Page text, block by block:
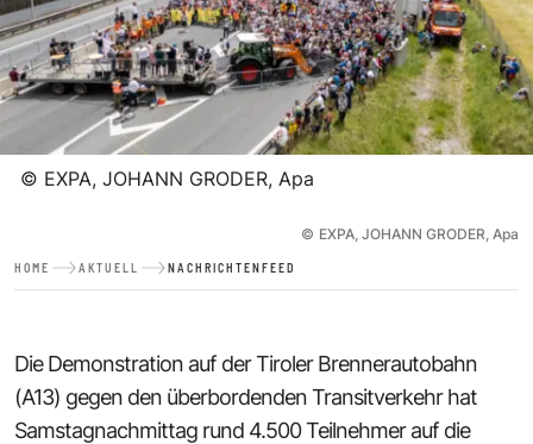
© EXPA, JOHANN GRODER, Apa
© EXPA, JOHANN GRODER, Apa
HOME AKTUELL NACHRICHTENFEED
Die Demonstration auf der Tiroler Brennerautobahn
(A13) gegen den überbordenden Transitverkehr hat
Samstagnachmittag rund 4.500 Teilnehmer auf die